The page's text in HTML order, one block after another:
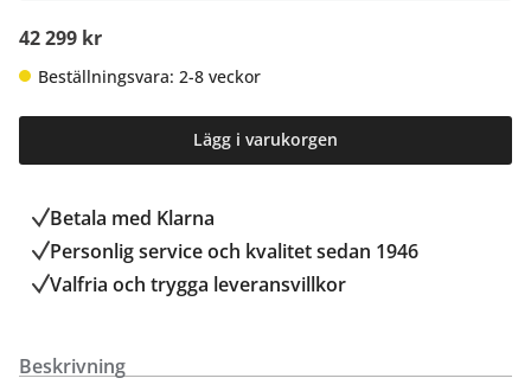
42 299 kr
Beställningsvara: 2-8 veckor
Lägg i varukorgen
Betala med Klarna
Personlig service och kvalitet sedan 1946
Valfria och trygga leveransvillkor
Beskrivning